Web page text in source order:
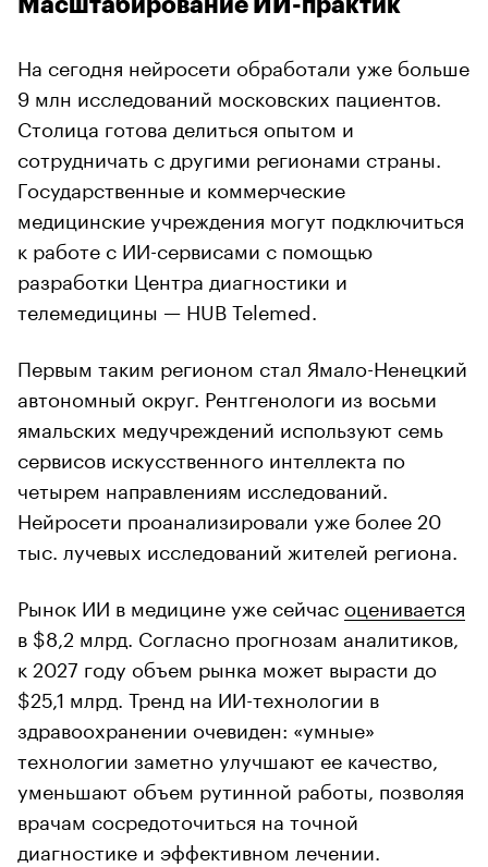
Масштабирование ИИ-практик
На сегодня нейросети обработали уже больше
9 млн исследований московских пациентов.
Столица готова делиться опытом и
сотрудничать с другими регионами страны.
Государственные и коммерческие
медицинские учреждения могут подключиться
к работе с ИИ-сервисами с помощью
разработки Центра диагностики и
телемедицины — HUB Telemed.
Первым таким регионом стал Ямало-Ненецкий
автономный округ. Рентгенологи из восьми
ямальских медучреждений используют семь
сервисов искусственного интеллекта по
четырем направлениям исследований.
Нейросети проанализировали уже более 20
тыс. лучевых исследований жителей региона.
Рынок ИИ в медицине уже сейчас оценивается
в $8,2 млрд. Согласно прогнозам аналитиков,
к 2027 году объем рынка может вырасти до
$25,1 млрд. Тренд на ИИ-технологии в
здравоохранении очевиден: «умные»
технологии заметно улучшают ее качество,
уменьшают объем рутинной работы, позволяя
врачам сосредоточиться на точной
диагностике и эффективном лечении.